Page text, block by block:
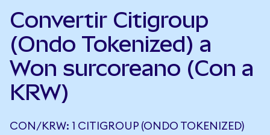
Convertir Citigroup
(Ondo Tokenized) a
Won surcoreano (Con a
KRW)
CON/KRW: 1 CITIGROUP (ONDO TOKENIZED)